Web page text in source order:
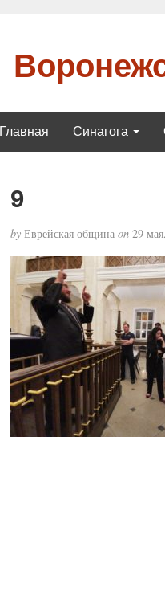
Главная Синагога
9
byЕврейская община on29